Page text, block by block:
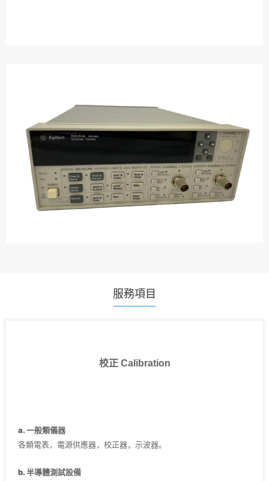
服務項目
校正 Calibration
a. 一般類儀器
各類電表，電源供應器，校正器，示波器。
b. 半導體測試設備